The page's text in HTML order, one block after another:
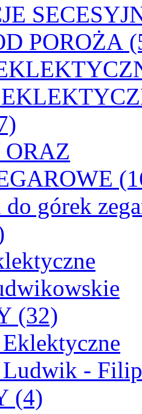
POROŻA
górek
(32)
Ludwik - Filip
(4)